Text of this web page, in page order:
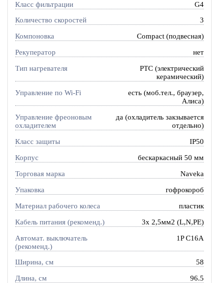
Класс фильтрации G4
Количество скоростей 3
Компоновка Compact (подвесная)
Рекуператор нет
Тип нагревателя
PTC (электрический
керамический)
Управление по Wi-Fi
есть (моб.тел., браузер,
Алиса)
Управление фреоновым
охладителем
да (охладитель закзывается
отдельно)
Класс защиты IP50
Корпус бескаркасный 50 мм
Торговая марка Naveka
Упаковка гофрокороб
Материал рабочего колеса пластик
Кабель питания (рекоменд.) 3х 2,5мм2 (L,N,PE)
Автомат. выключатель
(рекоменд.)
1P C16A
Ширина, см 58
Длина, см 96.5